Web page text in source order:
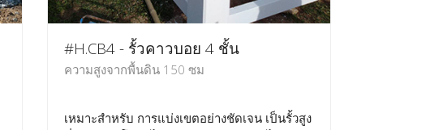
#H.CB4 - รั้วคาวบอย 4 ชั้น
ความสูงจากพื้นดิน 150 ซม
เหมาะสำหรับ การแบ่งเขตอย่างชัดเจน เป็นรั้วสูง